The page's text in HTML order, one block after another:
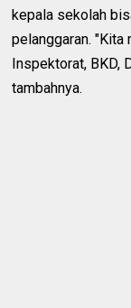
kepala sekolah
pelanggaran. "Kita
Inspektorat, BKD,
tambahnya.